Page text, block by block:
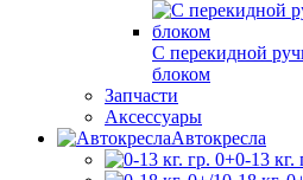
С перекидной
блоком
Запчасти
Аксессуары
Автокресла
0-13 кг.